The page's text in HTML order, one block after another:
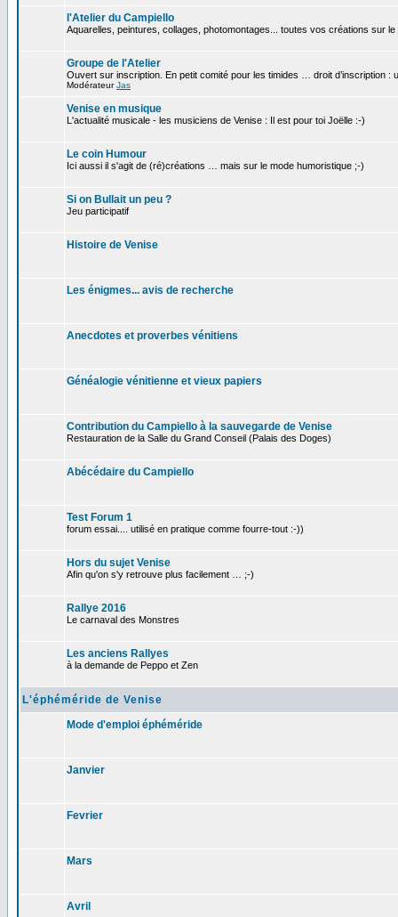
l'Atelier du Campiello
Aquarelles, peintures, collages, photomontages... toutes vos créations sur le
Groupe de l'Atelier
Ouvert sur inscription. En petit comité pour les timides … droit d’inscription :
ModérateurJas
Venise en musique
L'actualité musicale - les musiciens de Venise : Il est pour toi Joëlle :-)
Le coin Humour
Ici aussi il s'agit de (ré)créations … mais sur le mode humoristique ;-)
Si on Bullait un peu ?
Jeu participatif
Histoire de Venise
Les énigmes... avis de recherche
Anecdotes et proverbes vénitiens
Généalogie vénitienne et vieux papiers
Contribution du Campiello à la sauvegarde de Venise
Restauration de la Salle du Grand Conseil (Palais des Doges)
Abécédaire du Campiello
Test Forum 1
forum essai.... utilisé en pratique comme fourre-tout :-))
Hors du sujet Venise
Afin qu'on s'y retrouve plus facilement … ;-)
Rallye 2016
Le carnaval des Monstres
Les anciens Rallyes
à la demande de Peppo et Zen
L'éphéméride de Venise
Mode d'emploi éphéméride
Janvier
Fevrier
Mars
Avril